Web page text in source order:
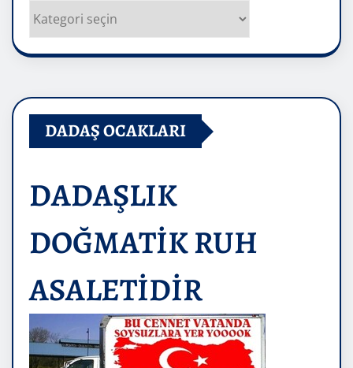
Kategoriler
DADAŞ OCAKLARI
DADAŞLIK
DOĞMATİK RUH
ASALETİDİR